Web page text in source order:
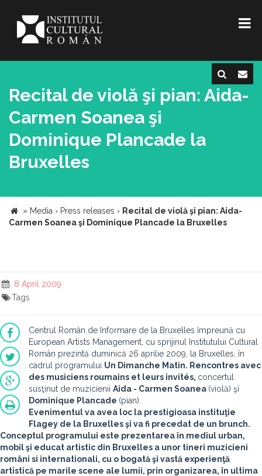
Recital de violă şi pian: Aida-
Carmen Soanea şi
Dominique Plancade la
Bruxelles
» Media › Press releases › Recital de violă şi pian: Aida-
Carmen Soanea şi Dominique Plancade la Bruxelles
8 April 2009
Tags
Centrul Român de Informare de la Bruxelles împreună cu
European Artists Management, cu sprijinul Institutului Cultural
Român prezintă duminică 26 aprilie 2009, la Bruxelles, în
cadrul programului Un Dimanche Matin. Rencontres avec
des musiciens roumains et leurs invités, concertul
susţinut de muzicienii Aida - Carmen Soanea (violă) şi
Dominique Plancade (pian).
Evenimentul va avea loc la prestigioasa instituţie
Flagey de la Bruxelles şi va fi precedat de un brunch.
Conceptul programului este prezentarea în mediul urban,
mobil şi educat artistic din Bruxelles a unor tineri muzicieni
români si internationali, cu o bogată şi vastă experienţă
artistică pe marile scene ale lumii, prin organizarea, în ultima